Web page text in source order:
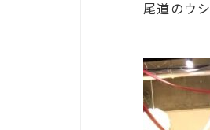
尾道のウ